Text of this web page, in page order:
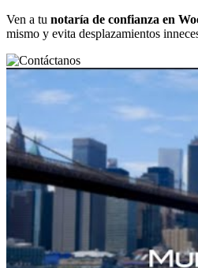
Ven a tu notaría de confianza en
mismo y evita desplazamientos